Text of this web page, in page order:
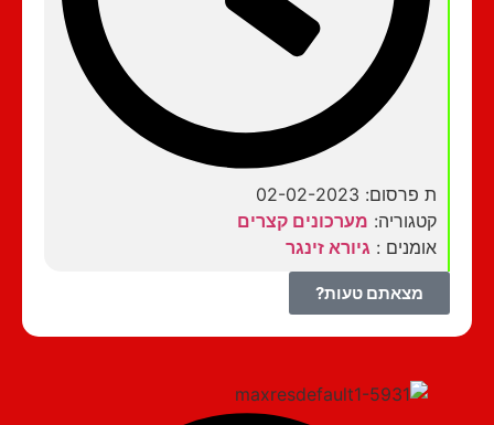
ת פרסום: 02-02-2023
קטגוריה:מערכונים קצרים
אומנים :גיורא זינגר
מצאתם טעות?